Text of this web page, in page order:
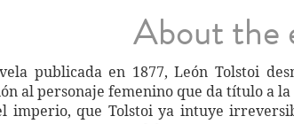
About the
publicada en 1877, León Tolstoi
al personaje femenino que da título a la
imperio, que Tolstoi ya intuye